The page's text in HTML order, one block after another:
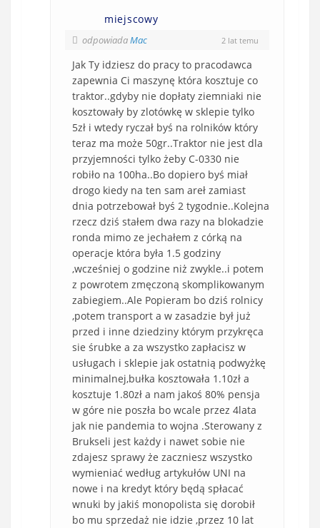
miejscowy
odpowiadaMac 2 lat temu
Jak Ty idziesz do pracy to pracodawca
zapewnia Ci maszynę która kosztuje co
traktor..gdyby nie dopłaty ziemniaki nie
kosztowały by zlotówkę w sklepie tylko
5zł i wtedy ryczał byś na rolników który
teraz ma może 50gr..Traktor nie jest dla
przyjemności tylko żeby C-0330 nie
robiło na 100ha..Bo dopiero byś miał
drogo kiedy na ten sam areł zamiast
dnia potrzebował byś 2 tygodnie..Kolejna
rzecz dziś stałem dwa razy na blokadzie
ronda mimo ze jechałem z córką na
operacje która była 1.5 godziny
,wcześniej o godzine niż zwykle..i potem
z powrotem zmęczoną skomplikowanym
zabiegiem..Ale Popieram bo dziś rolnicy
,potem transport a w zasadzie był już
przed i inne dziedziny którym przykręca
sie śrubke a za wszystko zapłacisz w
usługach i sklepie jak ostatnią podwyżkę
minimalnej,bułka kosztowała 1.10zł a
kosztuje 1.80zł a nam jakoś 80% pensja
w góre nie poszła bo wcale przez 4lata
jak nie pandemia to wojna .Sterowany z
Brukseli jest każdy i nawet sobie nie
zdajesz sprawy że zaczniesz wszystko
wymieniać według artykułów UNI na
nowe i na kredyt który będą spłacać
wnuki by jakiś monopolista się dorobił
bo mu sprzedaż nie idzie ,przez 10 lat